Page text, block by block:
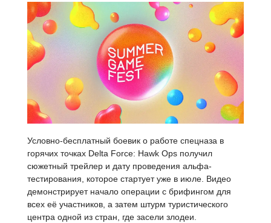
Условно-бесплатный боевик о работе спецназа в
горячих точках Delta Force: Hawk Ops получил
сюжетный трейлер и дату проведения альфа-
тестирования, которое стартует уже в июле. Видео
демонстрирует начало операции с брифингом для
всех её участников, а затем штурм туристического
центра одной из стран, где засели злодеи.